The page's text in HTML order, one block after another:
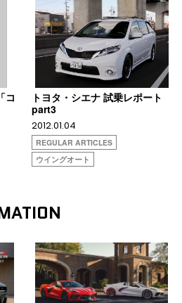
コ
トヨタ・シエナ 試乗レポート
part3
2012.01.04
REGULAR ARTICLES
ウイングオート